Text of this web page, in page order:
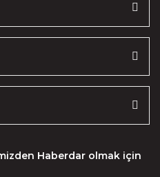
Haberdar olmak için